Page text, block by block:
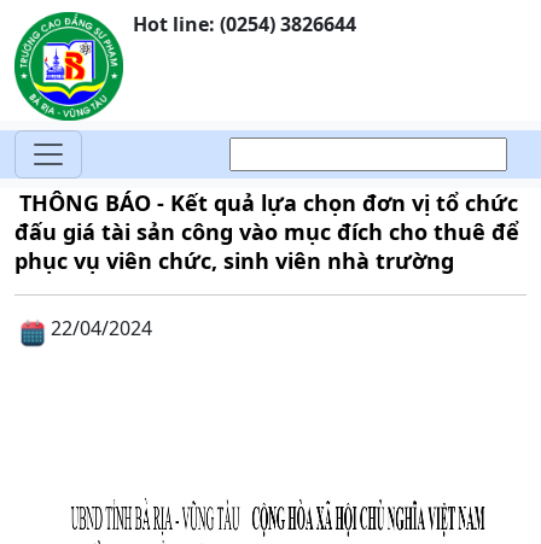
Hot line: (0254) 3826644
THÔNG BÁO - Kết quả lựa chọn đơn vị tổ chức
đấu giá tài sản công vào mục đích cho thuê để
phục vụ viên chức, sinh viên nhà trường
22/04/2024